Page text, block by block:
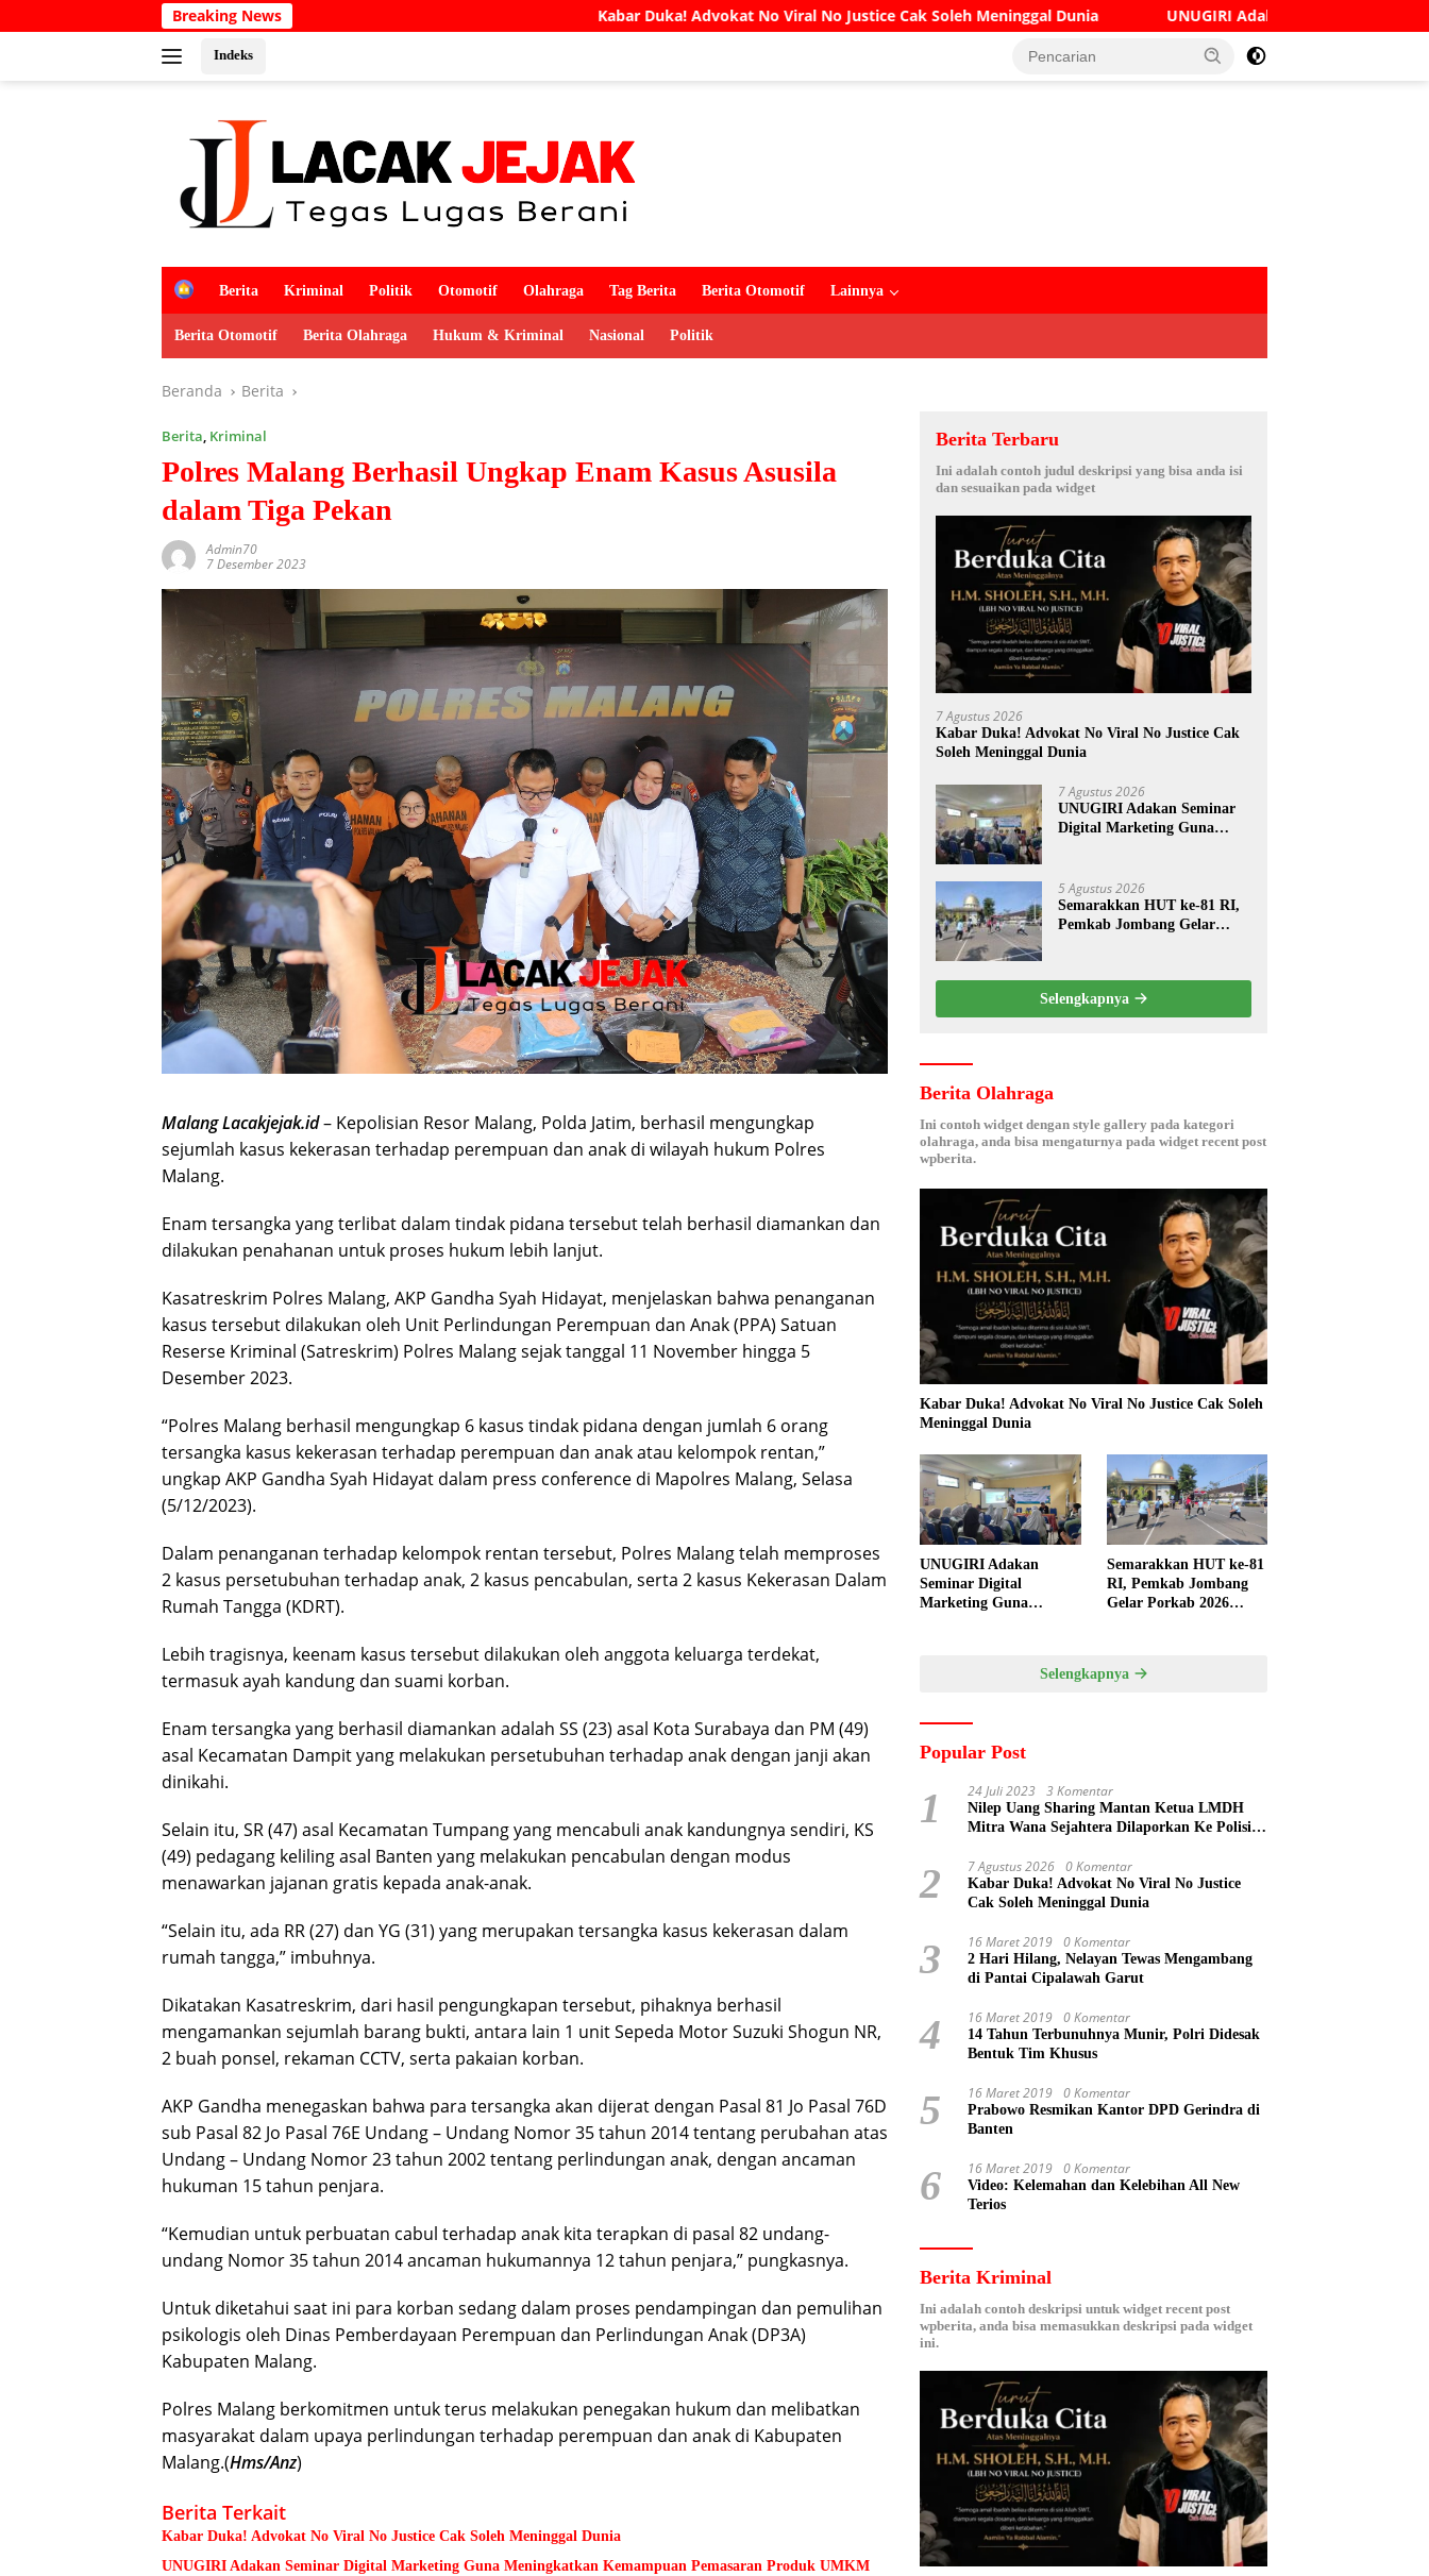
ke
Breaking News Kabar Duka! Advokat No Viral No Justice Cak Soleh Meninggal Dunia UNUGIRI Adakan Seminar Digital Marketing Guna
Indeks
H
m
e
Berita Kriminal Politik Otomotif Olahraga Tag Berita Berita Otomotif Lainnya
Berita Otomotif Berita Olahraga Hukum & Kriminal Nasional Politik
Beranda Berita
Berita, Kriminal
Polres Malang Berhasil Ungkap Enam Kasus Asusila
dalam Tiga Pekan
Admin70
7 Desember 2023
Malang Lacakjejak.id– Kepolisian Resor Malang, Polda Jatim, berhasil mengungkap
sejumlah kasus kekerasan terhadap perempuan dan anak di wilayah hukum Polres
Malang.
Enam tersangka yang terlibat dalam tindak pidana tersebut telah berhasil diamankan dan
dilakukan penahanan untuk proses hukum lebih lanjut.
Kasatreskrim Polres Malang, AKP Gandha Syah Hidayat, menjelaskan bahwa penanganan
kasus tersebut dilakukan oleh Unit Perlindungan Perempuan dan Anak (PPA) Satuan
Reserse Kriminal (Satreskrim) Polres Malang sejak tanggal 11 November hingga 5
Desember 2023.
“Polres Malang berhasil mengungkap 6 kasus tindak pidana dengan jumlah 6 orang
tersangka kasus kekerasan terhadap perempuan dan anak atau kelompok rentan,”
ungkap AKP Gandha Syah Hidayat dalam press conference di Mapolres Malang, Selasa
(5/12/2023).
Dalam penanganan terhadap kelompok rentan tersebut, Polres Malang telah memproses
2 kasus persetubuhan terhadap anak, 2 kasus pencabulan, serta 2 kasus Kekerasan Dalam
Rumah Tangga (KDRT).
Lebih tragisnya, keenam kasus tersebut dilakukan oleh anggota keluarga terdekat,
termasuk ayah kandung dan suami korban.
Enam tersangka yang berhasil diamankan adalah SS (23) asal Kota Surabaya dan PM (49)
asal Kecamatan Dampit yang melakukan persetubuhan terhadap anak dengan janji akan
dinikahi.
Selain itu, SR (47) asal Kecamatan Tumpang yang mencabuli anak kandungnya sendiri, KS
(49) pedagang keliling asal Banten yang melakukan pencabulan dengan modus
menawarkan jajanan gratis kepada anak-anak.
“Selain itu, ada RR (27) dan YG (31) yang merupakan tersangka kasus kekerasan dalam
rumah tangga,” imbuhnya.
Dikatakan Kasatreskrim, dari hasil pengungkapan tersebut, pihaknya berhasil
mengamankan sejumlah barang bukti, antara lain 1 unit Sepeda Motor Suzuki Shogun NR,
2 buah ponsel, rekaman CCTV, serta pakaian korban.
AKP Gandha menegaskan bahwa para tersangka akan dijerat dengan Pasal 81 Jo Pasal 76D
sub Pasal 82 Jo Pasal 76E Undang – Undang Nomor 35 tahun 2014 tentang perubahan atas
Undang – Undang Nomor 23 tahun 2002 tentang perlindungan anak, dengan ancaman
hukuman 15 tahun penjara.
“Kemudian untuk perbuatan cabul terhadap anak kita terapkan di pasal 82 undang-
undang Nomor 35 tahun 2014 ancaman hukumannya 12 tahun penjara,” pungkasnya.
Untuk diketahui saat ini para korban sedang dalam proses pendampingan dan pemulihan
psikologis oleh Dinas Pemberdayaan Perempuan dan Perlindungan Anak (DP3A)
Kabupaten Malang.
Polres Malang berkomitmen untuk terus melakukan penegakan hukum dan melibatkan
masyarakat dalam upaya perlindungan terhadap perempuan dan anak di Kabupaten
Malang.(Hms/Anz)
Berita Terkait
Kabar Duka! Advokat No Viral No Justice Cak Soleh Meninggal Dunia
UNUGIRI Adakan Seminar Digital Marketing Guna Meningkatkan Kemampuan Pemasaran Produk UMKM
Berita Terbaru
Ini adalah contoh judul deskripsi yang bisa anda isi
dan sesuaikan pada widget
7 Agustus 2026
Kabar Duka! Advokat No Viral No Justice Cak
Soleh Meninggal Dunia
7 Agustus 2026
UNUGIRI Adakan Seminar
Digital Marketing Guna
Desa Prangi
5 Agustus 2026
Semarakkan HUT ke-81 RI,
Pemkab Jombang Gelar
Selengkapnya
Berita Olahraga
Ini contoh widget dengan style gallery pada kategori
olahraga, anda bisa mengaturnya pada widget recent post
wpberita.
Kabar Duka! Advokat No Viral No Justice Cak Soleh
Meninggal Dunia
UNUGIRI Adakan
Seminar Digital
Marketing Guna
Semarakkan HUT ke-81
RI, Pemkab Jombang
Gelar Porkab 2026
Selengkapnya
Popular Post
1 24 Juli 2023 3 Komentar
Nilep Uang Sharing Mantan Ketua LMDH
Mitra Wana Sejahtera Dilaporkan Ke Polisi
2 7 Agustus 2026 0 Komentar
Kabar Duka! Advokat No Viral No Justice
Cak Soleh Meninggal Dunia
3 16 Maret 2019 0 Komentar
2 Hari Hilang, Nelayan Tewas Mengambang
di Pantai Cipalawah Garut
4 16 Maret 2019 0 Komentar
14 Tahun Terbunuhnya Munir, Polri Didesak
Bentuk Tim Khusus
5 16 Maret 2019 0 Komentar
Prabowo Resmikan Kantor DPD Gerindra di
Banten
6 16 Maret 2019 0 Komentar
Video: Kelemahan dan Kelebihan All New
Terios
Berita Kriminal
Ini adalah contoh deskripsi untuk widget recent post
wpberita, anda bisa memasukkan deskripsi pada widget
ini.